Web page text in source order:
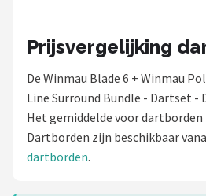
Prijsvergelijking
De Winmau Blade 6 + Winmau
Line Surround Bundle - Dartset -
Het gemiddelde voor dartborden
Dartborden zijn beschikbaar
dartborden.